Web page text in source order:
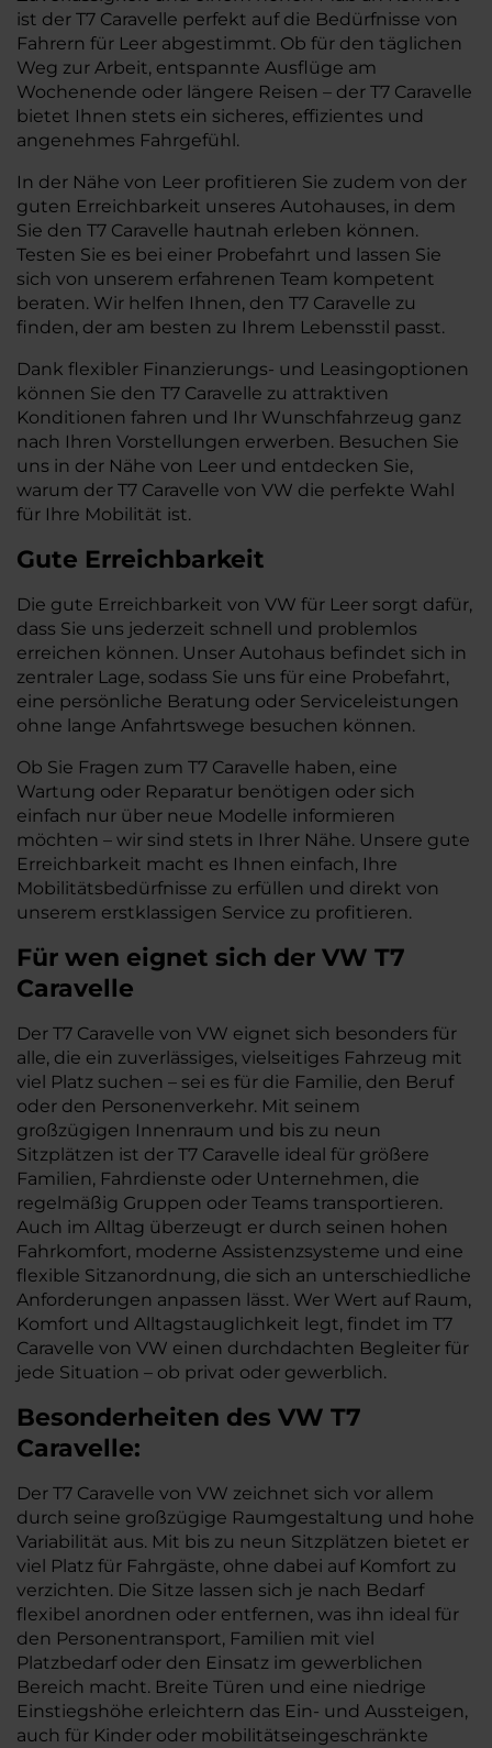
ist der T7 Caravelle perfekt auf die Bedürfnisse von
Fahrern für Leer abgestimmt. Ob für den täglichen
Weg zur Arbeit, entspannte Ausflüge am
Wochenende oder längere Reisen – der T7 Caravelle
bietet Ihnen stets ein sicheres, effizientes und
angenehmes Fahrgefühl.
In der Nähe von Leer profitieren Sie zudem von der
guten Erreichbarkeit unseres Autohauses, in dem
Sie den T7 Caravelle hautnah erleben können.
Testen Sie es bei einer Probefahrt und lassen Sie
sich von unserem erfahrenen Team kompetent
beraten. Wir helfen Ihnen, den T7 Caravelle zu
finden, der am besten zu Ihrem Lebensstil passt.
Dank flexibler Finanzierungs- und Leasingoptionen
können Sie den T7 Caravelle zu attraktiven
Konditionen fahren und Ihr Wunschfahrzeug ganz
nach Ihren Vorstellungen erwerben. Besuchen Sie
uns in der Nähe von Leer und entdecken Sie,
warum der T7 Caravelle von VW die perfekte Wahl
für Ihre Mobilität ist.
Gute Erreichbarkeit
Die gute Erreichbarkeit von VW für Leer sorgt dafür,
dass Sie uns jederzeit schnell und problemlos
erreichen können. Unser Autohaus befindet sich in
zentraler Lage, sodass Sie uns für eine Probefahrt,
eine persönliche Beratung oder Serviceleistungen
ohne lange Anfahrtswege besuchen können.
Ob Sie Fragen zum T7 Caravelle haben, eine
Wartung oder Reparatur benötigen oder sich
einfach nur über neue Modelle informieren
möchten – wir sind stets in Ihrer Nähe. Unsere gute
Erreichbarkeit macht es Ihnen einfach, Ihre
Mobilitätsbedürfnisse zu erfüllen und direkt von
unserem erstklassigen Service zu profitieren.
Für wen eignet sich der VW T7
Caravelle
Der T7 Caravelle von VW eignet sich besonders für
alle, die ein zuverlässiges, vielseitiges Fahrzeug mit
viel Platz suchen – sei es für die Familie, den Beruf
oder den Personenverkehr. Mit seinem
großzügigen Innenraum und bis zu neun
Sitzplätzen ist der T7 Caravelle ideal für größere
Familien, Fahrdienste oder Unternehmen, die
regelmäßig Gruppen oder Teams transportieren.
Auch im Alltag überzeugt er durch seinen hohen
Fahrkomfort, moderne Assistenzsysteme und eine
flexible Sitzanordnung, die sich an unterschiedliche
Anforderungen anpassen lässt. Wer Wert auf Raum,
Komfort und Alltagstauglichkeit legt, findet im T7
Caravelle von VW einen durchdachten Begleiter für
jede Situation – ob privat oder gewerblich.
Besonderheiten des VW T7
Caravelle:
Der T7 Caravelle von VW zeichnet sich vor allem
durch seine großzügige Raumgestaltung und hohe
Variabilität aus. Mit bis zu neun Sitzplätzen bietet er
viel Platz für Fahrgäste, ohne dabei auf Komfort zu
verzichten. Die Sitze lassen sich je nach Bedarf
flexibel anordnen oder entfernen, was ihn ideal für
den Personentransport, Familien mit viel
Platzbedarf oder den Einsatz im gewerblichen
Bereich macht. Breite Türen und eine niedrige
Einstiegshöhe erleichtern das Ein- und Aussteigen,
auch für Kinder oder mobilitätseingeschränkte